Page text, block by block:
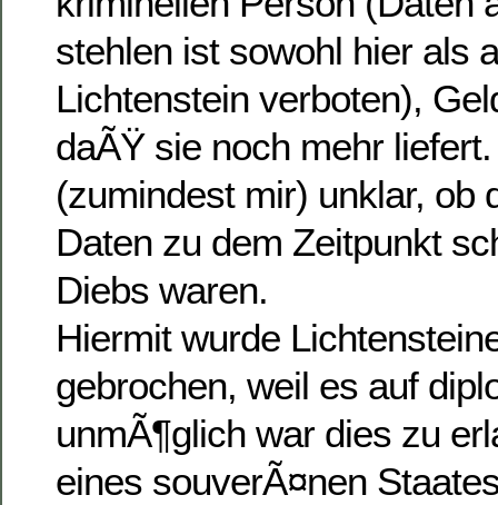
stehlen ist sowohl hier als
Lichtenstein verboten),
daÃŸ sie noch mehr
(zumindest mir) unklar, ob
Daten zu dem Zeitpunkt
Diebs waren.
Hiermit wurde
gebrochen, weil es auf
unmÃ¶glich war dies zu
eines souverÃ¤nen